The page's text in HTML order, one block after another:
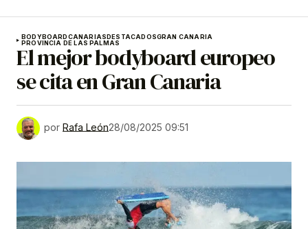
BODYBOARDCANARIASDESTACADOSGRAN CANARIA
PROVINCIA DE LAS PALMAS
El mejor bodyboard europeo
se cita en Gran Canaria
por Rafa León28/08/2025 09:51